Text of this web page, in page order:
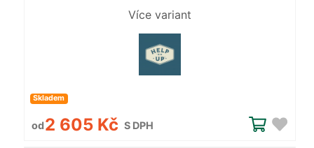
Více variant
Skladem
od2 605 Kč S DPH